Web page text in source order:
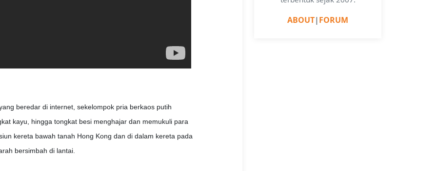
beredar di internet, sekelompok pria berkaos putih
kayu, hingga tongkat besi menghajar dan memukuli para
kereta bawah tanah Hong Kong dan di dalam kereta pada
bersimbah di lantai.
ABOUT|FORUM